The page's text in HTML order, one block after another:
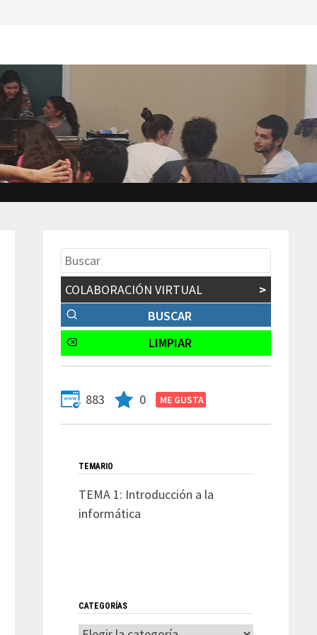
COLABORACIÓN VIRTUAL >
883 0
TEMARIO
TEMA 1: Introducción a la
informática
CATEGORÍAS